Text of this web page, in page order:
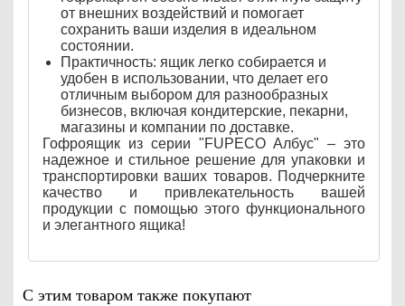
от внешних воздействий и помогает
сохранить ваши изделия в идеальном
состоянии.
Практичность: ящик легко собирается и
удобен в использовании, что делает его
отличным выбором для разнообразных
бизнесов, включая кондитерские, пекарни,
магазины и компании по доставке.
Гофроящик из серии "FUPECO Албус" – это
надежное и стильное решение для упаковки и
транспортировки ваших товаров. Подчеркните
качество и привлекательность вашей
продукции с помощью этого функционального
и элегантного ящика!
С этим товаром также покупают